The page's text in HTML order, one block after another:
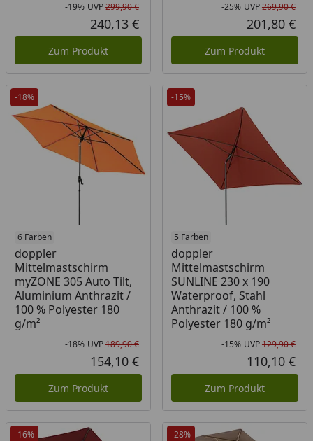
Rabatt in Prozent
-19%
Ursprünglicher Preis
UVP299,90 €
Aktueller Preis
240,13 €
Zum Produkt
-25% UVP269,90 €
201,80 €
Zum Produkt
-18%
6 Farben
doppler
Mittelmastschirm
myZONE 305 Auto Tilt,
Aluminium Anthrazit /
100 % Polyester 180
g/m²
Rabatt in Prozent
-18%
Ursprünglicher Preis
UVP189,90 €
Aktueller Preis
154,10 €
Zum Produkt
-15%
5 Farben
doppler
Mittelmastschirm
SUNLINE 230 x 190
Waterproof, Stahl
Anthrazit / 100 %
Polyester 180 g/m²
-15% UVP129,90 €
110,10 €
Zum Produkt
-16% -28%